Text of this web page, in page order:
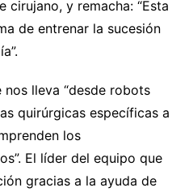
cirujano, y remacha: “Esta
de entrenar la sucesión
nos lleva “desde robots
quirúrgicas específicas a
los
El líder del equipo que
gracias a la ayuda de